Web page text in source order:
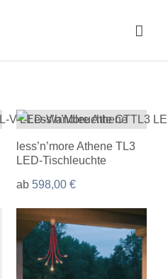
Online-Shop
Lichtplanung
Referenzen
Service
Ratgeber
less’n’more Athene TL3
LED-Tischleuchte
ab 598,00 €